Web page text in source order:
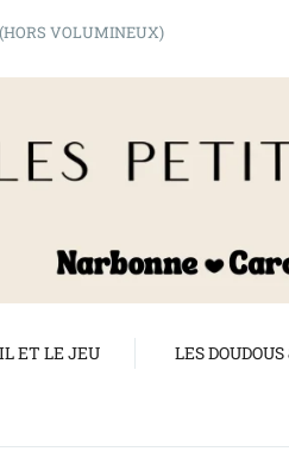
(HORS VOLUMINEUX)
ET LE JEU LES